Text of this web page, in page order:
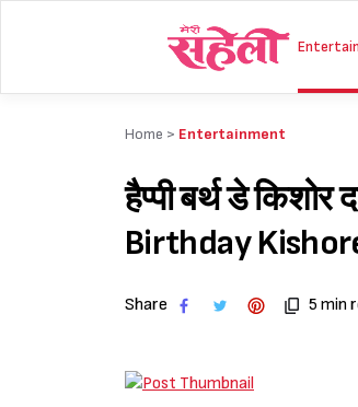
Home > Entertainment
हैप्पी बर्थ डे
Birthday
Share 5 min